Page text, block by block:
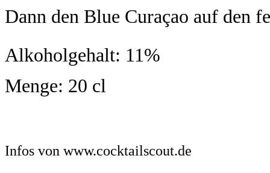
Dann den Blue Curaçao auf den
Alkoholgehalt: 11%
Menge: 20 cl
Infos von www.cocktailscout.de